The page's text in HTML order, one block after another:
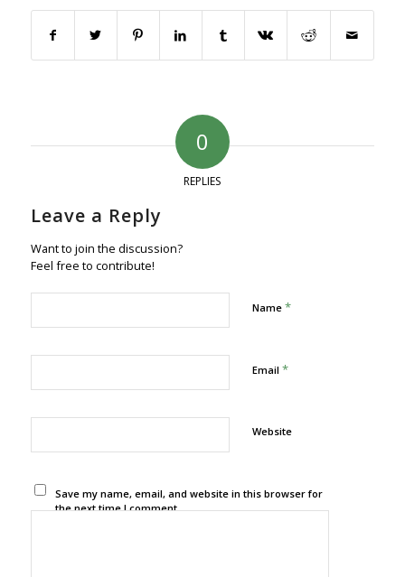
0
REPLIES
Leave a Reply
Want to join the discussion?
Feel free to contribute!
Name *
Email *
Website
Save my name, email, and website in this browser for
the next time I comment.